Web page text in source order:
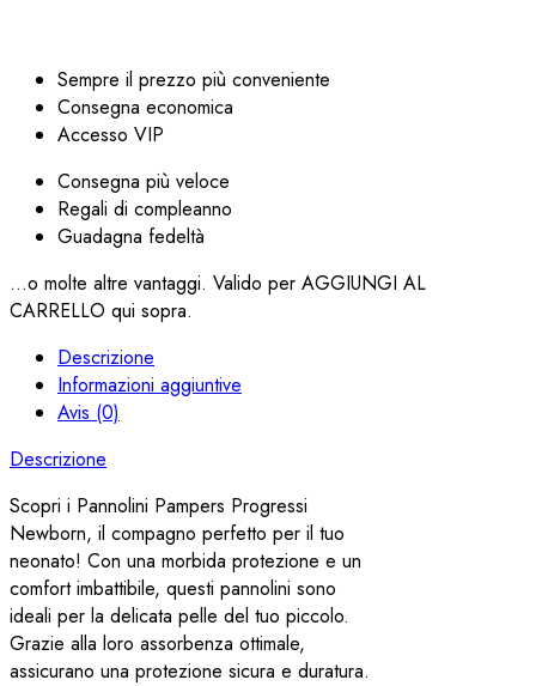
Sempre il prezzo più conveniente
Consegna economica
Accesso VIP
Consegna più veloce
Regali di compleanno
Guadagna fedeltà
...o molte altre vantaggi. Valido per AGGIUNGI AL
CARRELLO qui sopra.
Descrizione
Informazioni aggiuntive
Avis (0)
Descrizione
Scopri i Pannolini Pampers Progressi
Newborn, il compagno perfetto per il tuo
neonato! Con una morbida protezione e un
comfort imbattibile, questi pannolini sono
ideali per la delicata pelle del tuo piccolo.
Grazie alla loro assorbenza ottimale,
assicurano una protezione sicura e duratura.